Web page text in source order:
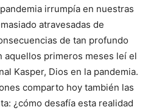
irrumpía en nuestras
atravesadas de
de tan profundo
aquellos primeros meses leí el
Kasper, Dios en la pandemia.
comparto hoy también las
¿cómo desafía esta realidad